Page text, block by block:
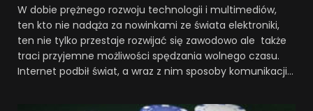
W dobie prężnego rozwoju technologii i multimediów,
ten kto nie nadąża za nowinkami ze świata elektroniki,
ten nie tylko przestaje rozwijać się zawodowo ale także
traci przyjemne możliwości spędzania wolnego czasu.
Internet podbił świat, a wraz z nim sposoby komunikacji…